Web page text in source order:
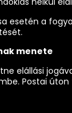
esetén a
menete
elállási
Postai